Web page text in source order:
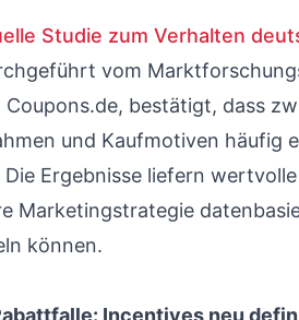
Studie zum Verhalten
vom
bestätigt, dass
und Kaufmotiven häufig
Ergebnisse liefern
Marketingstrategie
können.
Incentives neu